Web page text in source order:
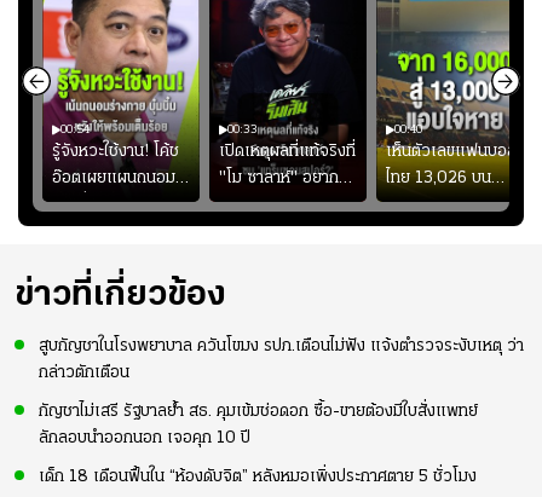
00:54
รู้จังหวะใช้งาน! โค้ช
อ๊อตเผยแผนถนอม
“บุ๋มบิ๋ม” เพื่อรักษา
ร่างกายให้พร้อมที่สุด
00:33
เปิดเหตุผลที่แท้จริงที่
"โม ซาลาห์" อยาก
ย้ายซบ "แทร็บซอนส
ปอร์"
00:40
เห็นตัวเลขแฟนบอล
ไทย 13,026 บน
สกอร์บอร์ดแล้วแอบ
ใจหาย น้อยกว่านัดที่
ข่าวที่เกี่ยวข้อง
สูบกัญชาในโรงพยาบาล ควันโขมง รปภ.เตือนไม่ฟัง แจ้งตำรวจระงับเหตุ ว่า
กล่าวตักเตือน
กัญชาไม่เสรี รัฐบาลย้ำ สธ. คุมเข้มช่อดอก ซื้อ-ขายต้องมีใบสั่งแพทย์
ลักลอบนำออกนอก เจอคุก 10 ปี
เด็ก 18 เดือนฟื้นใน “ห้องดับจิต” หลังหมอเพิ่งประกาศตาย 5 ชั่วโมง